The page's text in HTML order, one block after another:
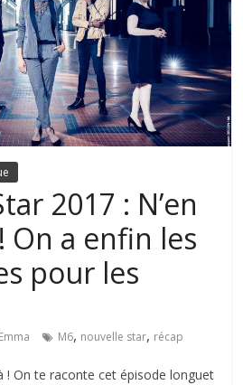
2017 : N’en
On a enfin les
pour les
Emma M6, nouvelle star, récap
! On te raconte cet épisode longuet